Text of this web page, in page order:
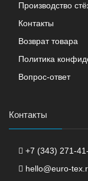
Производство
Контакты
Возврат товара
Политика
Вопрос-ответ
Контакты
+7 (343) 271-
hello@euro-